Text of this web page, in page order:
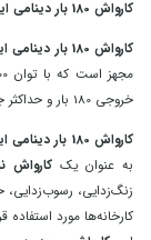
کارواش 180 بار دینامی ایستاده یوپا مدل ECW-1800
کارواش 180 بار دینامی ایستاده یوپا مدل ECW-1800
خروجی 180 بار و حداکثر جریان آب 9.2 لیتر در دقیقه را امکان‌پذیر می‌کند.
کارواش 180 بار دینامی ایستاده یوپا مدل ECW-1800
به عنوان یککارواش
زنگ‌زدایی،
کارخانه‌ها مورد استفاده